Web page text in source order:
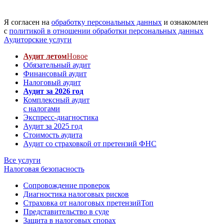
Я согласен на обработку персональных данных и ознакомлен
с политикой в отношении обработки персональных данных
Аудиторские услуги
Аудит летомНовое
Обязательный аудит
Финансовый аудит
Налоговый аудит
Аудит за 2026 год
Комплексный аудит
с налогами
Экспресс-диагностика
Аудит за 2025 год
Стоимость аудита
Аудит со страховкой от претензий ФНС
Все услуги
Налоговая безопасность
Сопровождение проверок
Диагностика налоговых рисков
Страховка от налоговых претензийТоп
Представительство в суде
Защита в налоговых спорах